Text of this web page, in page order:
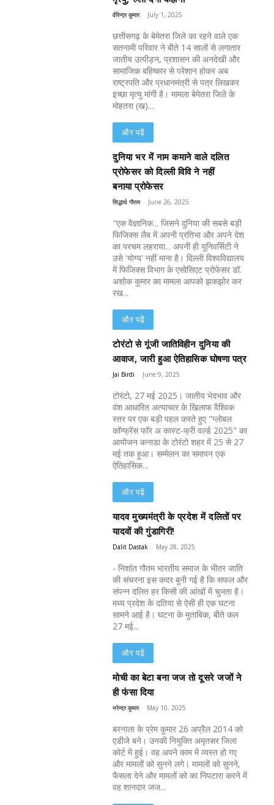
वीरेन्द्र कुमार - July 1, 2025
छत्तीसगढ़ के बेमेतरा जिले का रहने वाले एक
सतनामी परिवार ने बीते 14 सालों से लगातार
जातीय उत्पीड़न, प्रशासन की अनदेखी और
सामाजिक बहिष्कार से परेशान होकर अब
राष्ट्रपति और प्रधानमंत्री से पत्र लिखकर
इच्छा मृत्यु मांगी है। मामला बेमेतरा जिले के
मोहतरा (ख)...
और पढ़ें
दुनिया भर में नाम कमाने वाले दलित
प्रोफेसर को दिल्ली विवि ने नहीं
बनाया प्रोफेसर
सिद्धार्थ गौतम - June 26, 2025
"एक वैज्ञानिक... जिसने दुनिया की सबसे बड़ी
फिजिक्स लैब में अपनी प्रतिभा और अपने देश
का परचम लहराया... अपनी ही यूनिवर्सिटी ने
उसे 'योग्य' नहीं माना है। दिल्ली विश्वविद्यालय
में फिजिक्स विभाग के एसोसिएट प्रोफेसर डॉ.
अशोक कुमार का मामला आपको झकझोर कर
रख...
और पढ़ें
टोरंटो से गूंजी जातिविहीन दुनिया की
आवाज, जारी हुआ ऐतिहासिक घोषणा पत्र
Jai Birdi - June 9, 2025
टोरंटो, 27 मई 2025। जातीय भेदभाव और
वंश आधारित अत्याचार के खिलाफ वैश्विक
स्तर पर एक बड़ी पहल करते हुए "ग्लोबल
कॉन्फ्रेंस फॉर अ कास्ट-फ्री वर्ल्ड 2025" का
आयोजन कनाडा के टोरंटो शहर में 25 से 27
मई तक हुआ। सम्मेलन का समापन एक
ऐतिहासिक...
और पढ़ें
यादव मुख्यमंत्री के प्रदेश में दलितों पर
यादवों की गुंडागिरी!
Dalit Dastak - May 28, 2025
- निशांंत गौतम भारतीय समाज के भीतर जाति
की संचरना इस कदर बुनी गई है कि सफल और
संपन्न दलित हर किसी की आंखों में चुभता है।
मध्य प्रदेश के दतिया से ऐसी ही एक घटना
सामने आई है। घटना के मुताबिक, बीते कल
27 मई...
और पढ़ें
मोची का बेटा बना जज तो दूसरे जजों ने
ही फंसा दिया
नरेन्द्र कुमार - May 10, 2025
बरनाला के प्रेम कुमार 26 अप्रैल 2014 को
एडीजे बने। उनकी नियुक्ति अमृतसर जिला
कोर्ट में हुई। वह अपने काम में व्यस्त हो गए
और मामलों को सुनने लगे। मामलों को सुनने,
फैसला देने और मामलों को का निपटारा करने में
वह शानदार जज...